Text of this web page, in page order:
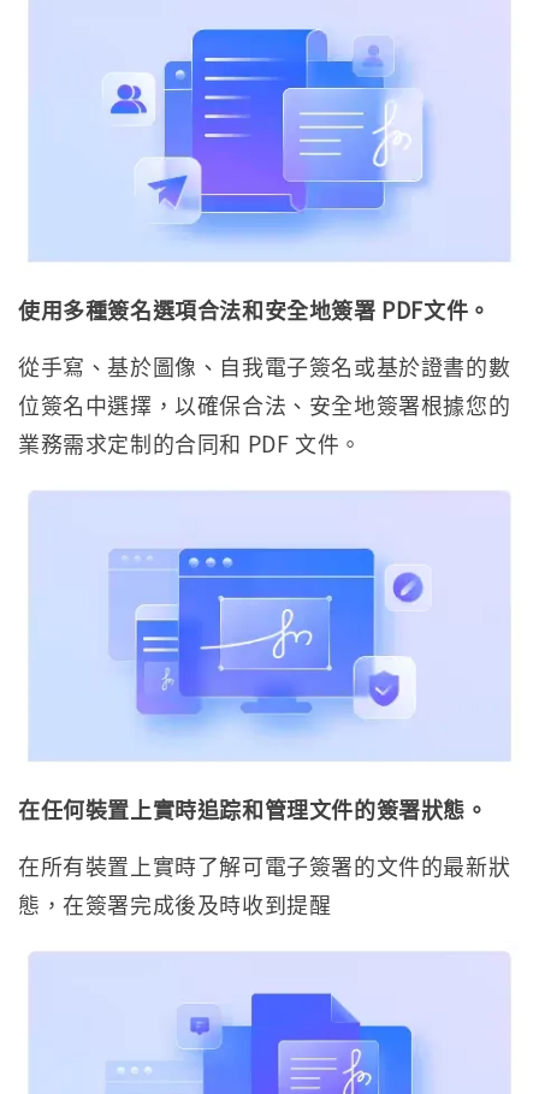
使用多種簽名選項合法和安全地簽署 PDF文件。
從手寫、基於圖像、自我電子簽名或基於證書的數
位簽名中選擇，以確保合法、安全地簽署根據您的
業務需求定制的合同和 PDF 文件。
在任何裝置上實時追踪和管理文件的簽署狀態。
在所有裝置上實時了解可電子簽署的文件的最新狀
態，在簽署完成後及時收到提醒